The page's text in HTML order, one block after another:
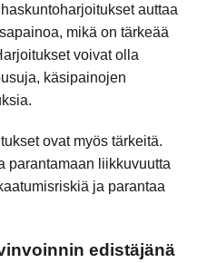
auttaa
mikä on tärkeää
voivat olla
käsipainojen
ovat myös tärkeitä.
parantamaan liikkuvuutta
ja parantaa
edistäjänä